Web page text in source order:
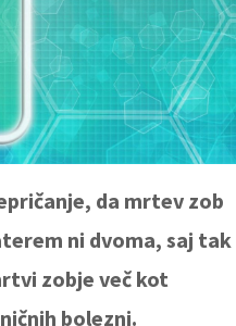
da mrtev zob
ni dvoma, saj tak
zobje več kot
bolezni.